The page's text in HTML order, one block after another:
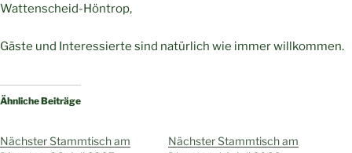
Wattenscheid-Höntrop,
Gäste und Interessierte sind natürlich wie immer willkommen.
Ähnliche Beiträge
Nächster Stammtisch am
Nächster Stammtisch am